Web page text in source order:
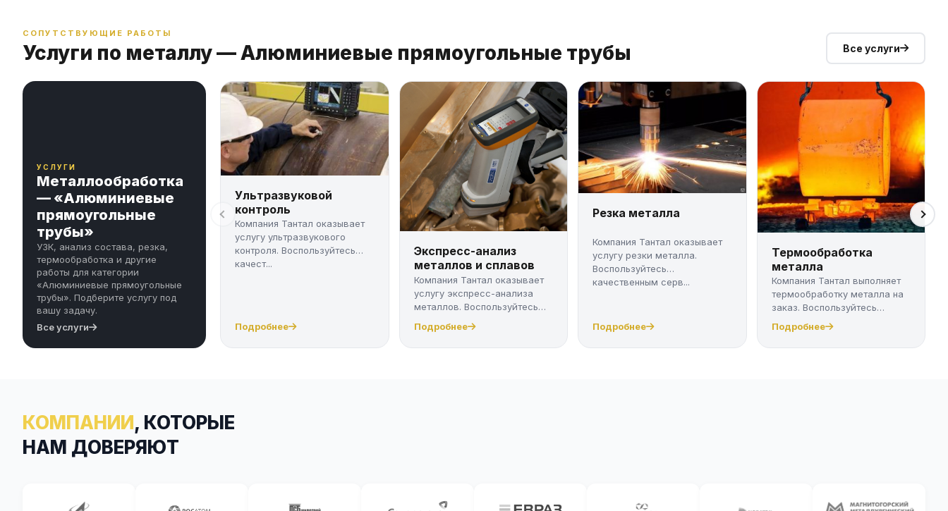
СОПУТСТВУЮЩИЕ РАБОТЫ
Услуги по металлу — Алюминиевые прямоугольные трубы Все услуги
УСЛУГИ
Металлообработка
— «Алюминиевые
прямоугольные
трубы»
УЗК, анализ состава, резка,
термообработка и другие
работы для категории
«Алюминиевые прямоугольные
трубы». Подберите услугу под
вашу задачу.
Все услуги
Ультразвуковой
контроль
Компания Тантал оказывает
услугу ультразвукового
контроля. Воспользуйтесь
качест...
Подробнее
Экспресс-анализ
металлов и сплавов
Компания Тантал оказывает
услугу экспресс-анализа
металлов. Воспользуйтесь
Подробнее
Резка металла
Компания Тантал оказывает
услугу резки металла.
Воспользуйтесь
качественным серв...
Подробнее
Термообработка
металла
Компания Тантал выполняет
термообработку металла на
заказ. Воспользуйтесь
качест...
Подробнее
КОМПАНИИ, КОТОРЫЕ
НАМ ДОВЕРЯЮТ